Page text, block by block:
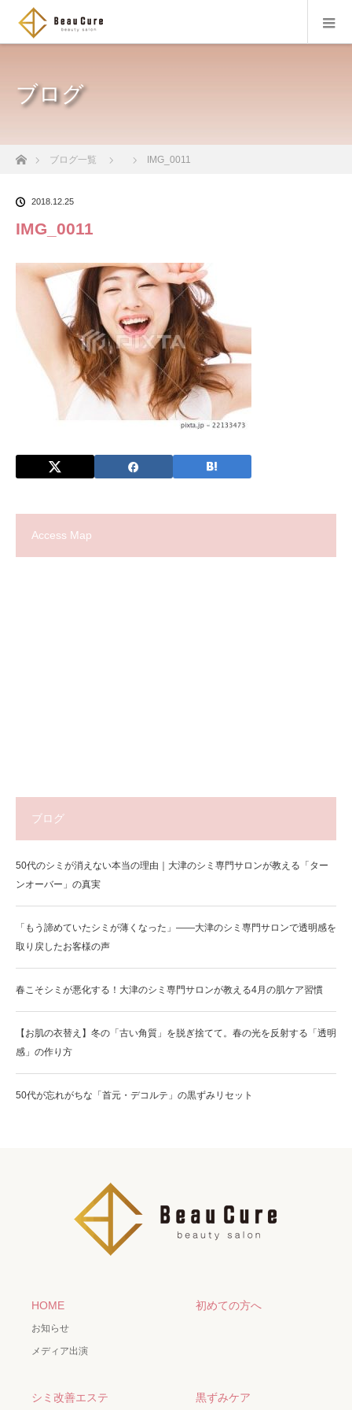
ブログ
ホームブログ一覧 IMG_0011
2018.12.25
IMG_0011
Access Map
ブログ
50代のシミが消えない本当の理由｜大津のシミ専門サロンが教える「ター
ンオーバー」の真実
「もう諦めていたシミが薄くなった」——大津のシミ専門サロンで透明感を
取り戻したお客様の声
春こそシミが悪化する！大津のシミ専門サロンが教える4月の肌ケア習慣
【お肌の衣替え】冬の「古い角質」を脱ぎ捨てて。春の光を反射する「透明
感」の作り方
50代が忘れがちな「首元・デコルテ」の黒ずみリセット
HOME
お知らせ
メディア出演
初めての方へ
シミ改善エステ 黒ずみケア